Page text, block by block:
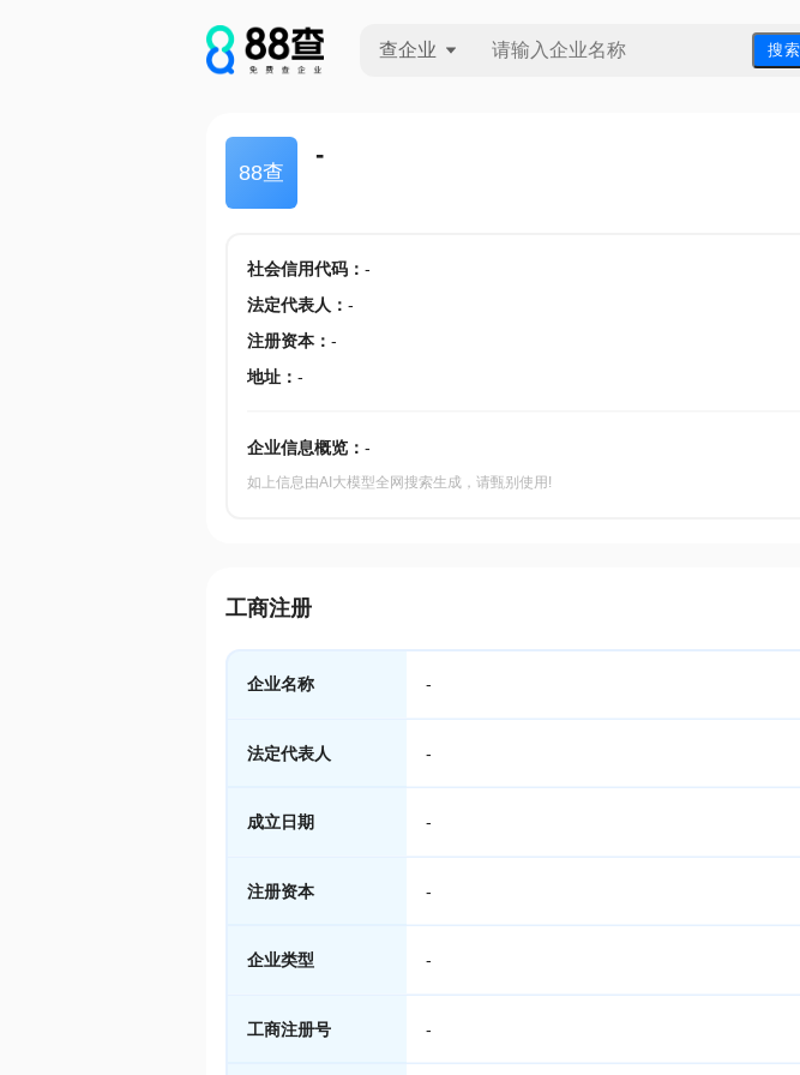
查企业 搜 索
88查
-
社会信用代码： -
法定代表人 ： -
注册资本： -
地址： -
企业信息概览： -
如上信息由AI大模型全网搜索生成，请甄别使用!
工商注册
企业名称 -
法定代表人 -
成立日期 -
注册资本 -
企业类型 -
工商注册号 -